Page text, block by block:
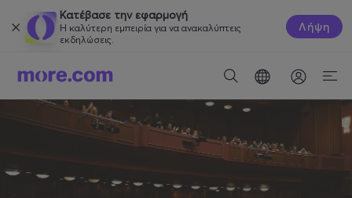
Κατέβασε την εφαρμογή
Η καλύτερη εμπειρία για να ανακαλύπτεις
εκδηλώσεις.
Λήψη